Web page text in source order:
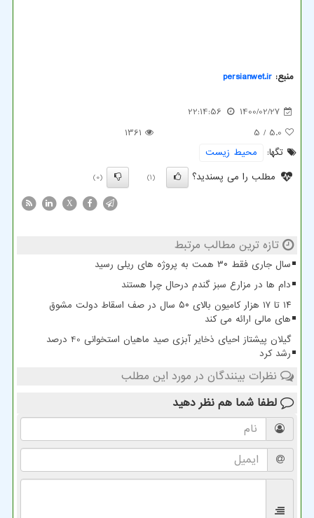
منبع: persianwet.ir
1400/02/27
22:14:56
5.0
/ 5
1361
تگها:
محیط زیست
مطلب را می پسندید؟
(1)
(0)
X
تازه ترین مطالب مرتبط
سال جاری فقط ۳۰ همت به پروژه های ریلی رسید
دام ها در مزارع سبز گندم درحال چرا هستند
۱۴ تا ۱۷ هزار کامیون بالای ۵۰ سال در صف اسقاط دولت مشوق
های مالی ارائه می کند
گیلان پیشتاز احیای ذخایر آبزی صید ماهیان استخوانی 40 درصد
رشد کرد
نظرات بینندگان در مورد این مطلب
لطفا شما هم نظر دهید